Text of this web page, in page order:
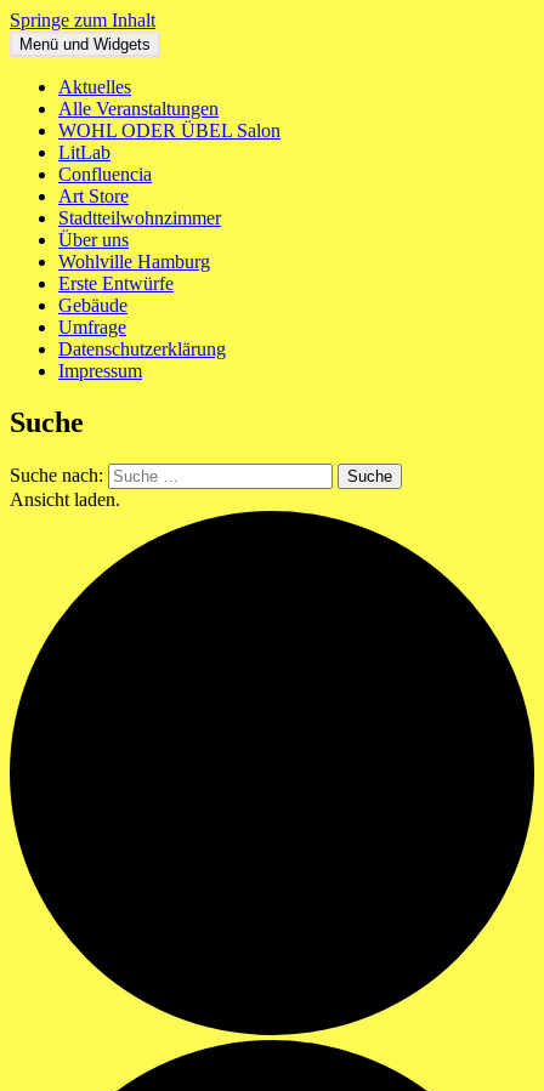
Springe zum Inhalt
WOHL ODER ÜBEL
Ein neues Haus für St. Pauli Mitte
Menü und Widgets
Aktuelles
Alle Veranstaltungen
WOHL ODER ÜBEL Salon
LitLab
Confluencia
Art Store
Stadtteilwohnzimmer
Über uns
Wohlville Hamburg
Erste Entwürfe
Gebäude
Umfrage
Datenschutzerklärung
Impressum
Suche
Suche nach:
Ansicht laden.